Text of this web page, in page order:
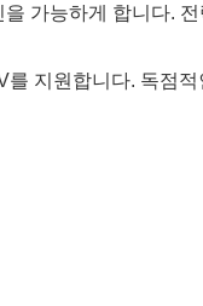
가능하게 합니다.
지원합니다. 독점